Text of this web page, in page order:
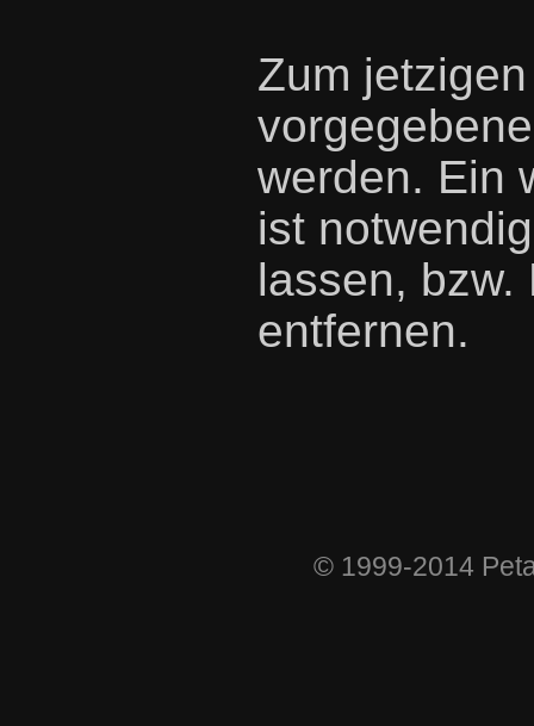
Zum
werden. Ein
ist
lassen, bzw.
entfernen.
© 1999-2014